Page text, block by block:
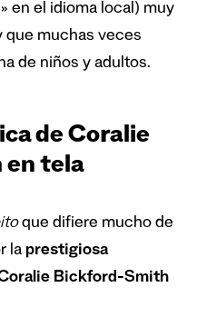
en el idioma local) muy
que muchas veces
de niños y adultos.
de Coralie
tela
que difiere mucho de
la prestigiosa
Bickford-Smith